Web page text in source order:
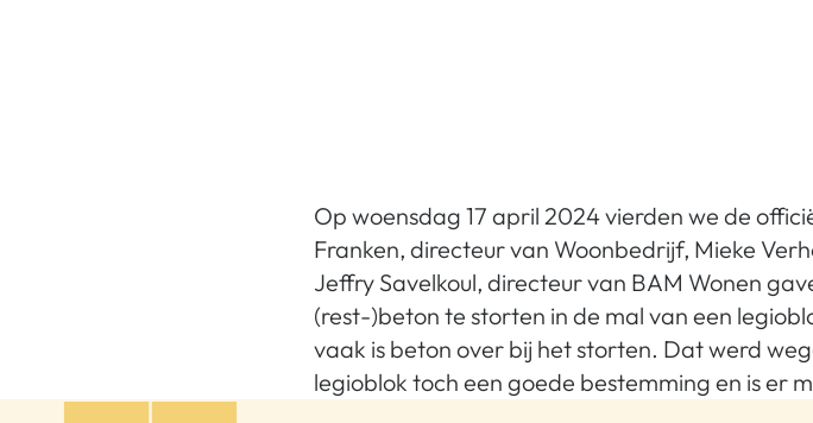
Op woensdag 17 april 2024 vierden we de
Franken, directeur van Woonbedrijf, Mieke
Jeffry Savelkoul, directeur van BAM Wonen
(rest-)beton te storten in de mal van een
vaak is beton over bij het storten. Dat werd
legioblok toch een goede bestemming en is er